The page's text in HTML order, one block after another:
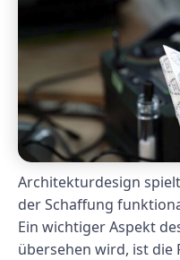
Architekturdesign
der Schaffung
Ein wichtiger Aspekt
übersehen wird, ist die